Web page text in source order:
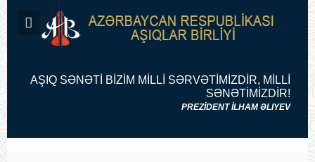
AŞIQ SƏNƏTİ BİZİM MİLLİ SƏRVƏTİMİZDİR, MİLLİ
SƏNƏTİMİZDİR!
PREZİDENT İLHAM ƏLIYEV